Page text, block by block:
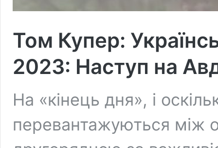
Том Купер:
2023: Наступ на
На «кінець дня», і
перевантажуються між